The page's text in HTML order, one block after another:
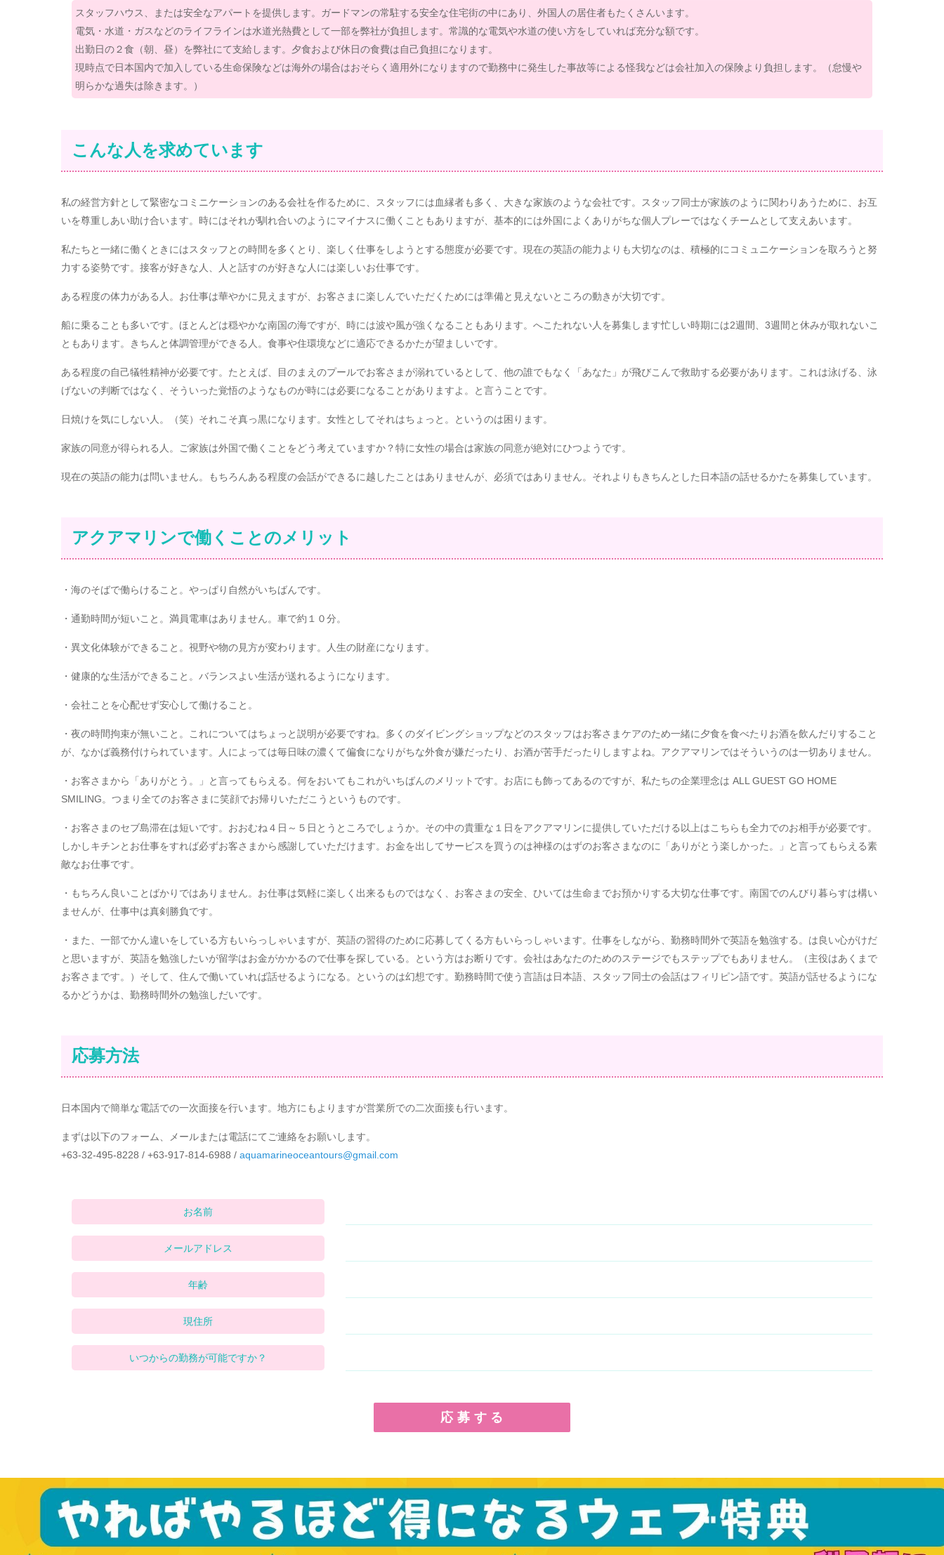
スタッフハウス、または安全なアパートを提供します。ガードマンの常駐する安全な住宅街の中にあり、外国人の居住者もたくさんいます。
電気・水道・ガスなどのライフラインは水道光熱費として一部を弊社が負担します。常識的な電気や水道の使い方をしていれば充分な額です。
出勤日の２食（朝、昼）を弊社にて支給します。夕食および休日の食費は自己負担になります。
現時点で日本国内で加入している生命保険などは海外の場合はおそらく適用外になりますので勤務中に発生した事故等による怪我などは会社加入の保険より負担します。（怠慢や
明らかな過失は除きます。）
こんな人を求めています
私の経営方針として緊密なコミニケーションのある会社を作るために、スタッフには血縁者も多く、大きな家族のような会社です。スタッフ同士が家族のように関わりあうために、お互
いを尊重しあい助け合います。時にはそれが馴れ合いのようにマイナスに働くこともありますが、基本的には外国によくありがちな個人プレーではなくチームとして支えあいます。
私たちと一緒に働くときにはスタッフとの時間を多くとり、楽しく仕事をしようとする態度が必要です。現在の英語の能力よりも大切なのは、積極的にコミュニケーションを取ろうと努
力する姿勢です。接客が好きな人、人と話すのが好きな人には楽しいお仕事です。
ある程度の体力がある人。お仕事は華やかに見えますが、お客さまに楽しんでいただくためには準備と見えないところの動きが大切です。
船に乗ることも多いです。ほとんどは穏やかな南国の海ですが、時には波や風が強くなることもあります。へこたれない人を募集します忙しい時期には2週間、3週間と休みが取れないこ
ともあります。きちんと体調管理ができる人。食事や住環境などに適応できるかたが望ましいです。
ある程度の自己犠牲精神が必要です。たとえば、目のまえのプールでお客さまが溺れているとして、他の誰でもなく「あなた」が飛びこんで救助する必要があります。これは泳げる、泳
げないの判断ではなく、そういった覚悟のようなものが時には必要になることがありますよ。と言うことです。
日焼けを気にしない人。（笑）それこそ真っ黒になります。女性としてそれはちょっと。というのは困ります。
家族の同意が得られる人。ご家族は外国で働くことをどう考えていますか？特に女性の場合は家族の同意が絶対にひつようです。
現在の英語の能力は問いません。もちろんある程度の会話ができるに越したことはありませんが、必須ではありません。それよりもきちんとした日本語の話せるかたを募集しています。
アクアマリンで働くことのメリット
・海のそばで働らけること。やっぱり自然がいちばんです。
・通勤時間が短いこと。満員電車はありません。車で約１０分。
・異文化体験ができること。視野や物の見方が変わります。人生の財産になります。
・健康的な生活ができること。バランスよい生活が送れるようになります。
・会社ことを心配せず安心して働けること。
・夜の時間拘束が無いこと。これについてはちょっと説明が必要ですね。多くのダイビングショップなどのスタッフはお客さまケアのため一緒に夕食を食べたりお酒を飲んだりすること
が、なかば義務付けられています。人によっては毎日味の濃くて偏食になりがちな外食が嫌だったり、お酒が苦手だったりしますよね。アクアマリンではそういうのは一切ありません。
・お客さまから「ありがとう。」と言ってもらえる。何をおいてもこれがいちばんのメリットです。お店にも飾ってあるのですが、私たちの企業理念は ALL GUEST GO HOME
SMILING。つまり全てのお客さまに笑顔でお帰りいただこうというものです。
・お客さまのセブ島滞在は短いです。おおむね４日～５日とうところでしょうか。その中の貴重な１日をアクアマリンに提供していただける以上はこちらも全力でのお相手が必要です。
しかしキチンとお仕事をすれば必ずお客さまから感謝していただけます。お金を出してサービスを買うのは神様のはずのお客さまなのに「ありがとう楽しかった。」と言ってもらえる素
敵なお仕事です。
・もちろん良いことばかりではありません。お仕事は気軽に楽しく出来るものではなく、お客さまの安全、ひいては生命までお預かりする大切な仕事です。南国でのんびり暮らすは構い
ませんが、仕事中は真剣勝負です。
・また、一部でかん違いをしている方もいらっしゃいますが、英語の習得のために応募してくる方もいらっしゃいます。仕事をしながら、勤務時間外で英語を勉強する。は良い心がけだ
と思いますが、英語を勉強したいが留学はお金がかかるので仕事を探している。という方はお断りです。会社はあなたのためのステージでもステップでもありません。（主役はあくまで
お客さまです。）そして、住んで働いていれば話せるようになる。というのは幻想です。勤務時間で使う言語は日本語、スタッフ同士の会話はフィリピン語です。英語が話せるようにな
るかどうかは、勤務時間外の勉強しだいです。
応募方法
日本国内で簡単な電話での一次面接を行います。地方にもよりますが営業所での二次面接も行います。
まずは以下のフォーム、メールまたは電話にてご連絡をお願いします。
+63-32-495-8228 / +63-917-814-6988 / aquamarineoceantours@gmail.com
お名前
メールアドレス
年齢
現住所
いつからの勤務が可能ですか？
応 募 す る